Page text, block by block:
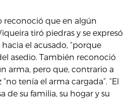
reconoció que en algún
tiró piedras y se expresó
el acusado, “porque
asedio. También reconoció
arma, pero que, contrario a
tenía el arma cargada”. “El
de su familia, su hogar y su